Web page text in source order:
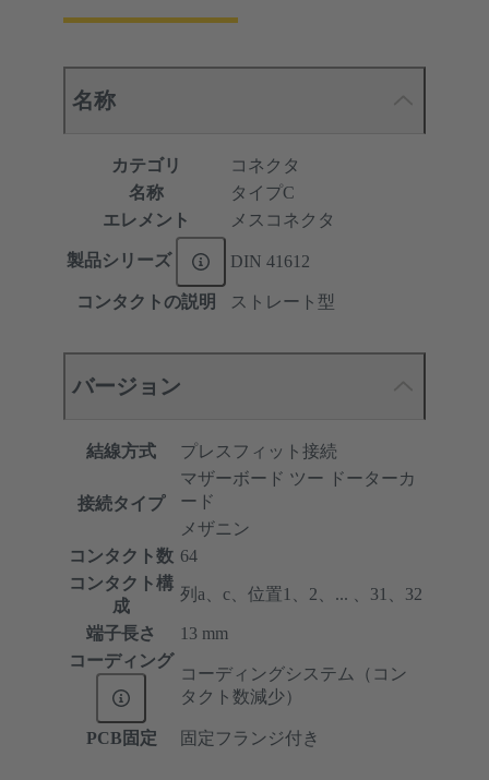
名称
カテゴリ
コネクタ
名称
タイプC
エレメント
メスコネクタ
製品シリーズ DIN 41612
コンタクトの説明 ストレート型
バージョン
結線方式 プレスフィット接続
接続タイプ
マザーボード ツー ドーターカ
ード
メザニン
コンタクト数 64
コンタクト構
成
列a、c、位置1、2、... 、31、32
端子長さ
13 mm
コーディング
コーディングシステム（コン
タクト数減少）
PCB固定 固定フランジ付き